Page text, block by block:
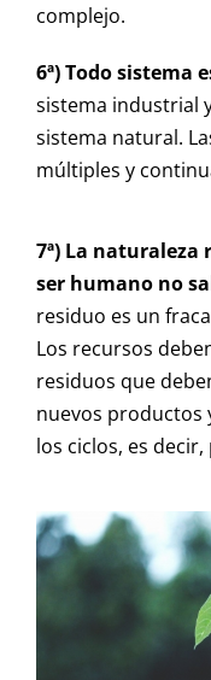
complejo.
6ª) Todo sistema
sistema industrial
sistema natural.
múltiples y
7ª) La naturaleza
ser humano no
residuo es un
Los recursos
residuos que
nuevos productos
los ciclos, es